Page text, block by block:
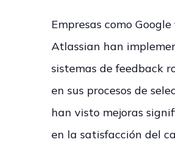
Empresas como Google
Atlassian han
sistemas de feedback
en sus procesos de
han visto mejoras
en la satisfacción del